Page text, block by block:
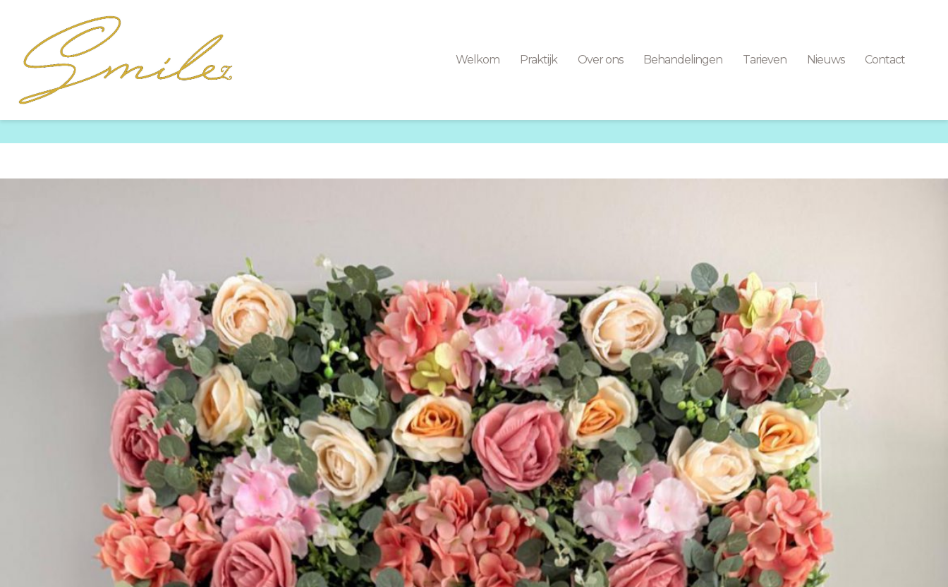
Welkom Praktijk Over ons Behandelingen Tarieven Nieuws Contact